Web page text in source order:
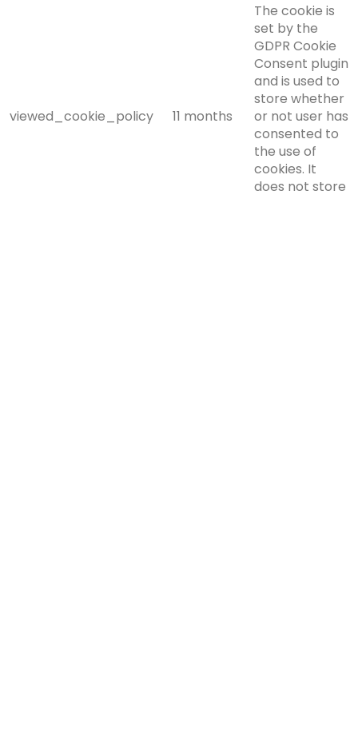
viewed_cookie_policy 11 months
The cookie is
set by the
GDPR Cookie
Consent plugin
and is used to
store whether
or not user has
consented to
the use of
cookies. It
does not store